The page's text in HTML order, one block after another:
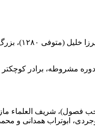
به دنیا
مشروطه، برادر
فصول)، شریف العلماء
ابوتراب همدانی و